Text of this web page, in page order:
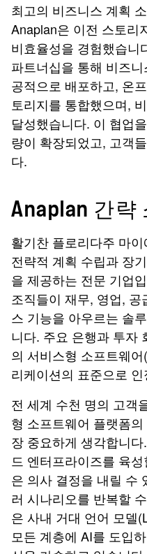
최고의 비즈니스 계획
Anaplan은 이전 스토리
비효율성을 경험했습니
파트너십을 통해 비즈
공적으로 배포하고, 온
토리지를 통합했으며,
달성했습니다. 이 협업
량이 확장되었고, 고객
다.
Anaplan 간략
활기찬 플로리다주 마
전략적 계획 수립과 장
을 제공하는 전문 기업
조직들이 재무, 영업,
스 기능을 아우르는 솔
니다. 주요 은행과 투자
의 서비스형 소프트웨
리케이션의 표준으로
전 세계 수천 명의 고객
형 소프트웨어 플랫폼
장 중요하게 생각합니
드 엔터프라이즈를 육
은 의사 결정을 내릴 수
러 시나리오를 반복할
은 사내 거대 언어 모델
모든 계층에 AI를 도입